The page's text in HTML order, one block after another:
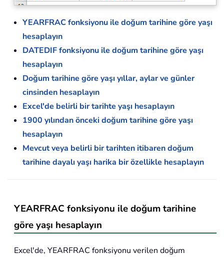
YEARFRAC fonksiyonu ile doğum tarihine göre yaşı
hesaplayın
DATEDIF fonksiyonu ile doğum tarihine göre yaşı
hesaplayın
Doğum tarihine göre yaşı yıllar, aylar ve günler
cinsinden hesaplayın
Excel'de belirli bir tarihte yaşı hesaplayın
1900 yılından önceki doğum tarihine göre yaşı
hesaplayın
Mevcut veya belirli bir tarihten itibaren doğum
tarihine dayalı yaşı harika bir özellikle hesaplayın
YEARFRAC fonksiyonu ile doğum tarihine
göre yaşı hesaplayın
Excel'de, YEARFRAC fonksiyonu verilen doğum